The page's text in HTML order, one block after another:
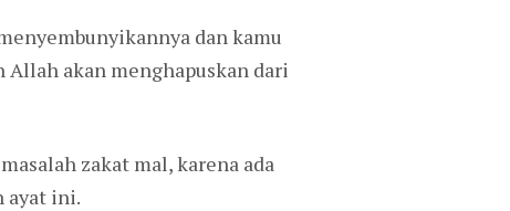
dan kamu
akan menghapuskan dari
zakat mal, karena ada
ayat ini.